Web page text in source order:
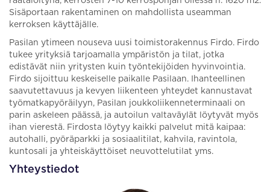
Sisäportaan rakentaminen on mahdollista useamman
kerroksen käyttäjälle.
Pasilan ytimeen nouseva uusi toimistorakennus Firdo. Firdo
tukee yrityksiä tarjoamalla ympäristön ja tilat, jotka
edistävät niin yritysten kuin työntekijöiden hyvinvointia.
Firdo sijoittuu keskeiselle paikalle Pasilaan. Ihanteellinen
saavutettavuus ja kevyen liikenteen yhteydet kannustavat
työmatkapyöräilyyn, Pasilan joukkoliikenneterminaali on
parin askeleen päässä, ja autoilun valtaväylät löytyvät myös
ihan vierestä. Firdosta löytyy kaikki palvelut mitä kaipaa:
autohalli, pyöräparkki ja sosiaalitilat, kahvila, ravintola,
kuntosali ja yhteiskäyttöiset neuvottelutilat yms.
Yhteystiedot